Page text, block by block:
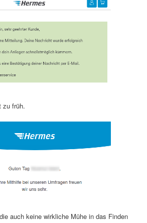
zu früh.
auch keine wirkliche Mühe in das Finden